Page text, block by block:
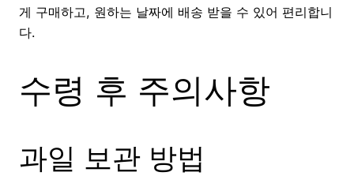
게 구매하고, 원하는 날짜에 배송 받을 수 있어 편리합니
다.
수령 후 주의사항
과일 보관 방법